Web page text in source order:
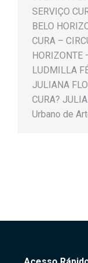
SERVIÇO
BELO
CURA –
HORIZONTE
LUDMILLA
JULIANA
CURA?
Urbano de